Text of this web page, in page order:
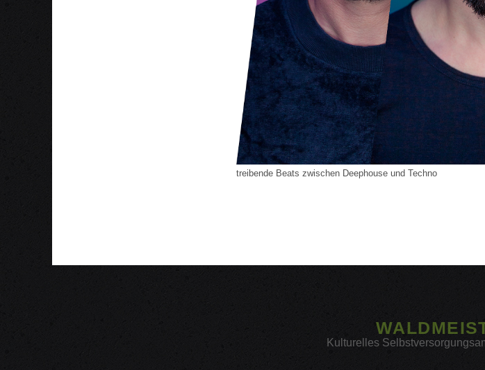
treibende Beats zwischen Deephouse und Techno
Kulturelles